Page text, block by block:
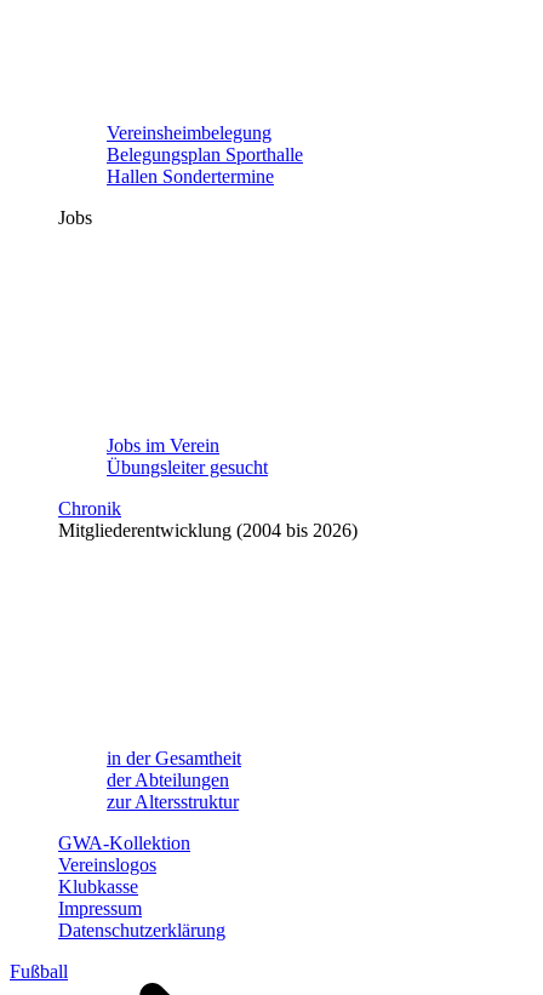
Vereinsheimbelegung
Belegungsplan Sporthalle
Hallen Sondertermine
Jobs
Jobs im Verein
Übungsleiter gesucht
Chronik
Mitgliederentwicklung (2004 bis 2026)
in der Gesamtheit
der Abteilungen
zur Altersstruktur
GWA-Kollektion
Vereinslogos
Klubkasse
Impressum
Datenschutzerklärung
Fußball